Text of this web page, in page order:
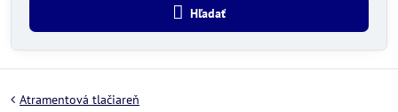
Hľadať
Atramentová tlačiareň